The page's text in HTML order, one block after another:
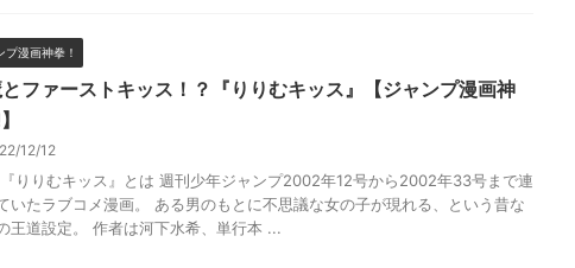
プ漫画神拳！
ファーストキッス！？『りりむキッス』【ジャンプ漫画神
12/12
りむキッス』とは 週刊少年ジャンプ2002年12号から2002年33号まで連
いたラブコメ漫画。 ある男のもとに不思議な女の子が現れる、という昔な
王道設定。 作者は河下水希、単行本 ...